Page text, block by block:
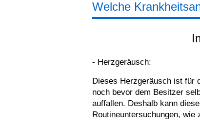
Welche
- Herzgeräusch:
Dieses Herzgeräusch ist für
noch bevor dem Besitzer
auffallen. Deshalb kann
Routineuntersuchungen,